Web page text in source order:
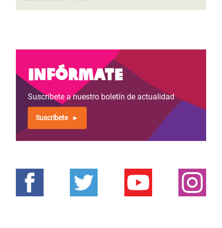
Infórmate
Suscríbete a nuestro boletín de actualidad
Suscríbete